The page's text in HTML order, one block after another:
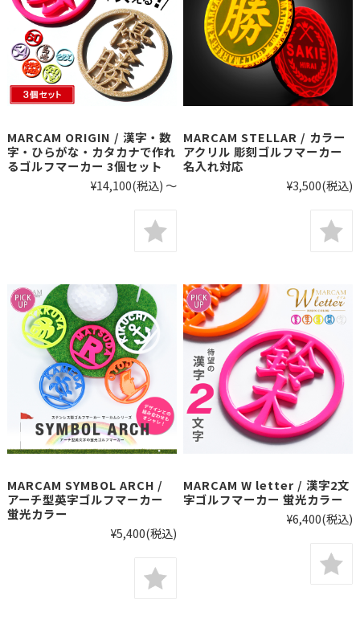
MARCAM ORIGIN / 漢字・数
字・ひらがな・カタカナで作れ
るゴルフマーカー 3個セット
¥14,100(税込)～
MARCAM STELLAR / カラー
アクリル 彫刻ゴルフマーカー
名入れ対応
¥3,500(税込)
MARCAM SYMBOL ARCH /
アーチ型英字ゴルフマーカー
蛍光カラー
¥5,400(税込)
MARCAM W letter / 漢字2文
字ゴルフマーカー 蛍光カラー
¥6,400(税込)